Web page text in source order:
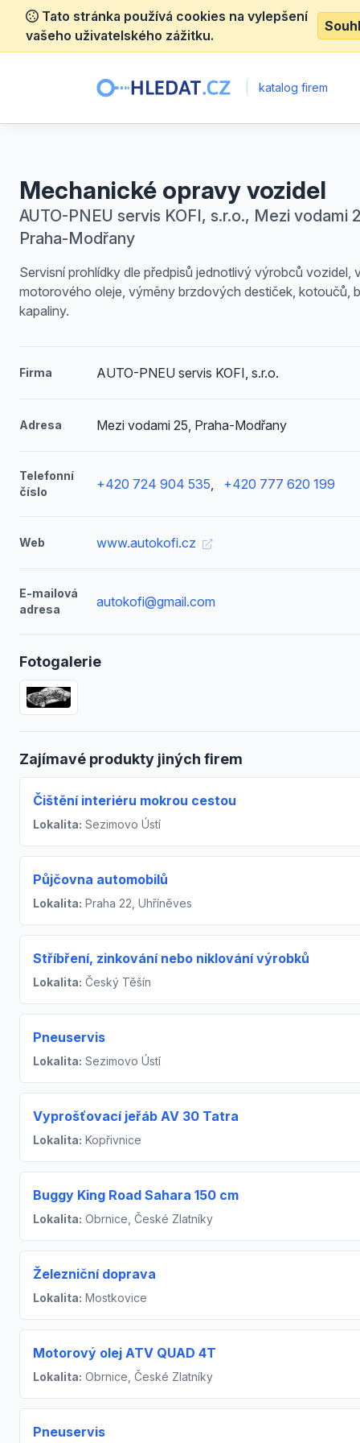
Tato stránka používá cookies na vylepšení
vašeho uživatelského zážitku.
katalog firem
Mechanické opravy vozidel
AUTO-PNEU servis KOFI, s.r.o., Mezi vodami
Praha-Modřany
Servisní prohlídky dle předpisů jednotlivý výrobců vozidel,
motorového oleje, výměny brzdových destiček, kotoučů,
kapaliny.
Firma AUTO-PNEU servis KOFI, s.r.o.
Adresa Mezi vodami 25, Praha-Modřany
Telefonní
číslo
+420 724 904 535, +420 777 620 199
Web www.autokofi.cz
E-mailová
adresa
autokofi@gmail.com
Fotogalerie
Zajímavé produkty jiných firem
Čištění interiéru mokrou cestou
Lokalita: Sezimovo Ústí
Půjčovna automobilů
Lokalita: Praha 22, Uhříněves
Stříbření, zinkování nebo niklování výrobků
Lokalita: Český Těšín
Pneuservis
Lokalita: Sezimovo Ústí
Vyprošťovací jeřáb AV 30 Tatra
Lokalita: Kopřivnice
Buggy King Road Sahara 150 cm
Lokalita: Obrnice, České Zlatníky
Železniční doprava
Lokalita: Mostkovice
Motorový olej ATV QUAD 4T
Lokalita: Obrnice, České Zlatníky
Pneuservis